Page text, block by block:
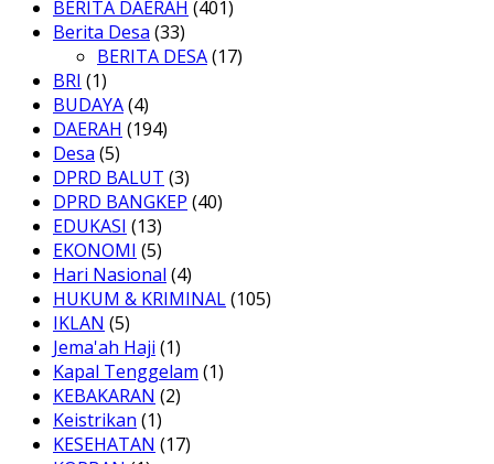
BERITA DAERAH (401)
Berita Desa (33)
BERITA DESA(17)
BRI (1)
BUDAYA(4)
DAERAH (194)
Desa (5)
DPRD BALUT (3)
DPRD BANGKEP (40)
EDUKASI (13)
EKONOMI (5)
Hari Nasional (4)
HUKUM & KRIMINAL(105)
IKLAN (5)
Jema'ah Haji (1)
Kapal Tenggelam (1)
KEBAKARAN (2)
Keistrikan (1)
KESEHATAN (17)